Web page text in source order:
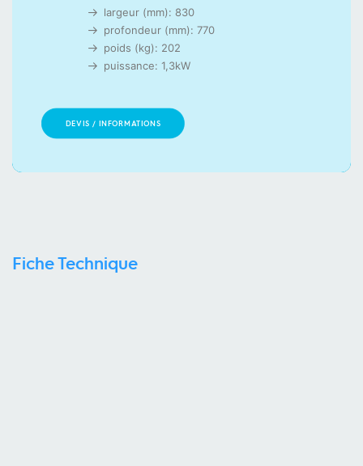
largeur (mm): 830
profondeur (mm): 770
poids (kg): 202
puissance: 1,3kW
DEVIS / INFORMATIONS
Fiche Technique